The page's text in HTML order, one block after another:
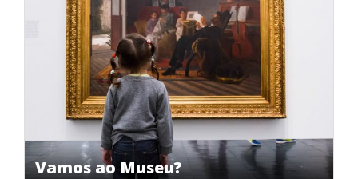
Vamos ao Museu?